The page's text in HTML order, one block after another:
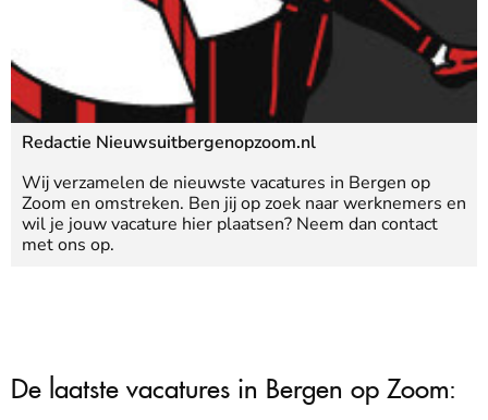
Redactie Nieuwsuitbergenopzoom.nl
Wij verzamelen de nieuwste vacatures in Bergen op
Zoom en omstreken. Ben jij op zoek naar werknemers en
wil je jouw vacature hier plaatsen? Neem dan contact
met ons op.
De laatste vacatures in Bergen op Zoom: